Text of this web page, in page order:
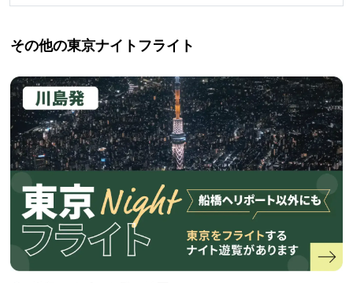
その他の東京ナイトフライト